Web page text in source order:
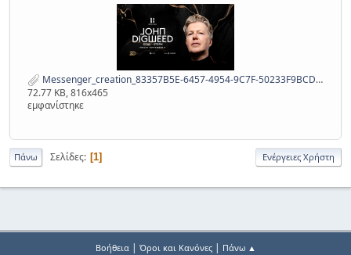
Messenger_creation_83357B5E-6457-4954-9C7F-50233F9BCD76.jpeg
72.77 KB, 816x465
εμφανίστηκε
Πάνω Σελίδες 1 Ενέργειες Χρήστη
Βοήθεια| Όροι και Κανόνες| Πάνω ▲